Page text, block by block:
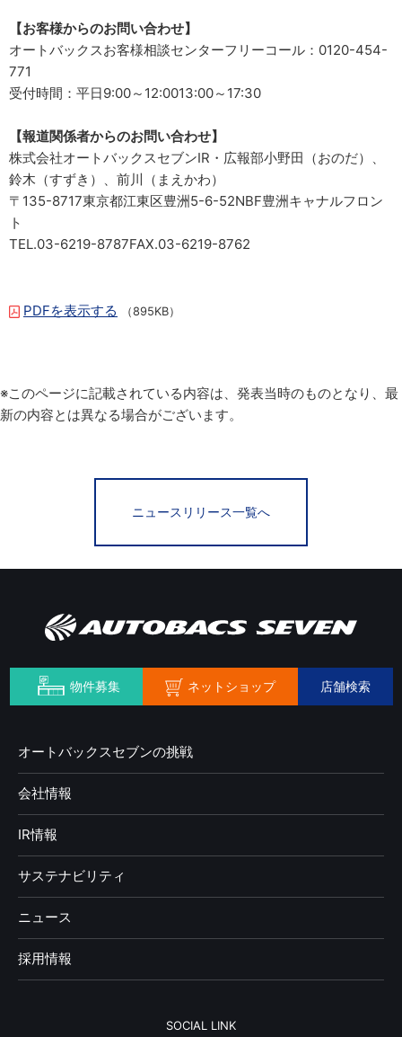
【お客様からのお問い合わせ】
オートバックスお客様相談センターフリーコール：0120-454-
771
受付時間：平日9:00～12:0013:00～17:30
【報道関係者からのお問い合わせ】
株式会社オートバックスセブンIR・広報部小野田（おのだ）、
鈴木（すずき）、前川（まえかわ）
〒135-8717東京都江東区豊洲5-6-52NBF豊洲キャナルフロン
ト
TEL.03-6219-8787FAX.03-6219-8762
PDFを表示する （895KB）
※このページに記載されている内容は、発表当時のものとなり、最
新の内容とは異なる場合がございます。
ニュースリリース一覧へ
物件募集 ネットショップ 店舗検索
オートバックスセブンの挑戦
会社情報
IR情報
サステナビリティ
ニュース
採用情報
SOCIAL LINK